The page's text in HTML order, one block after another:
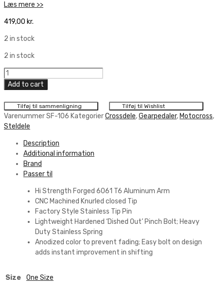
Læs mere >>
419,00 kr.
2 in stock
2 in stock
Next
Ghost
Shifter
quantity
Add to cart
Tilføj til sammenligning Tilføj til Wishlist
VarenummerSF-106 KategorierCrossdele,Gearpedaler, Motocross,
Steldele
Description
Additional information
Brand
Passer til
Hi Strength Forged 6061 T6 Aluminum Arm
CNC Machined Knurled closed Tip
Factory Style Stainless Tip Pin
Lightweight Hardened ‘Dished Out’ Pinch Bolt; Heavy
Duty Stainless Spring
Anodized color to prevent fading; Easy bolt on design
adds instant improvement in shifting
Size One Size